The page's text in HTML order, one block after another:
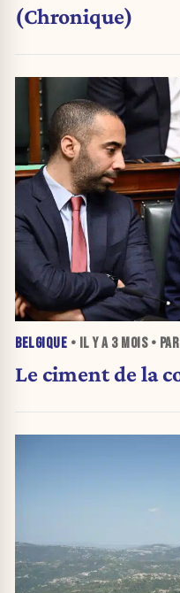
(Chronique)
BELGIQUE • IL Y A 3 MOIS• PAR
Le ciment de la